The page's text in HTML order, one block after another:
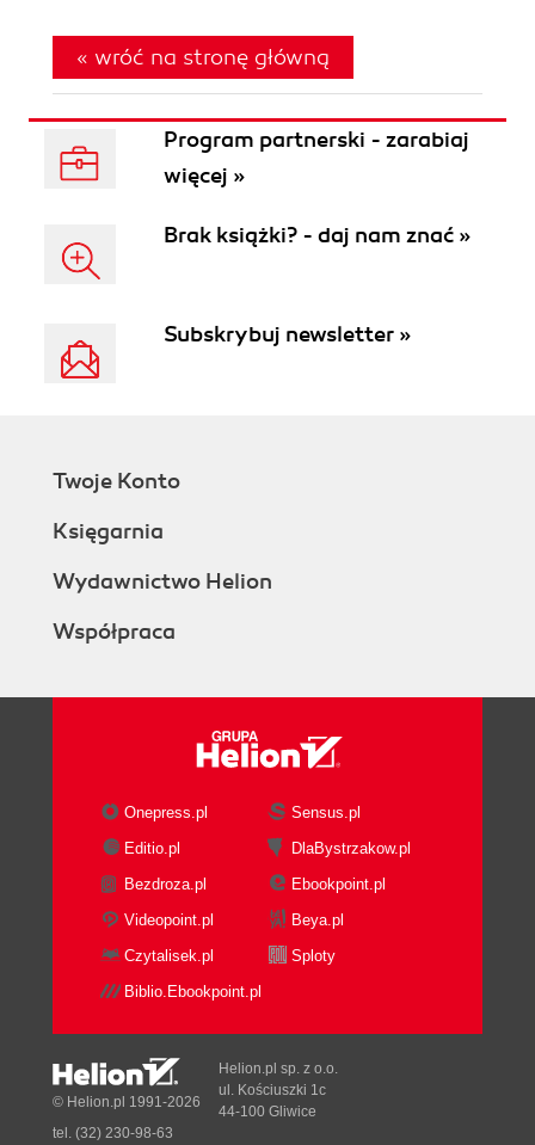
« wróć na stronę główną
Program partnerski - zarabiaj
więcej »
Brak książki? - daj nam znać »
Subskrybuj newsletter »
Twoje Konto
Księgarnia
Wydawnictwo Helion
Współpraca
Onepress.pl
Sensus.pl
Editio.pl
DlaBystrzakow.pl
Bezdroza.pl
Ebookpoint.pl
Videopoint.pl
Beya.pl
Czytalisek.pl
Sploty
Biblio.Ebookpoint.pl
© Helion.pl 1991-2026
Helion.pl sp. z o.o.
ul. Kościuszki 1c
44-100 Gliwice
tel. (32) 230-98-63